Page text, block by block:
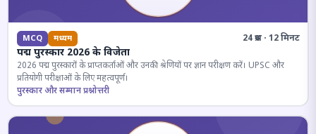
MCQ मध्यम 24 प्रश्न · 12 मिनट
पद्म पुरस्कार 2026 के विजेता
2026 पद्म पुरस्कारों के प्राप्तकर्ताओं और उनकी श्रेणियों पर ज्ञान परीक्षण करें। UPSC और
प्रतियोगी परीक्षाओं के लिए महत्वपूर्ण।
पुरस्कार और सम्मान प्रश्नोत्तरी